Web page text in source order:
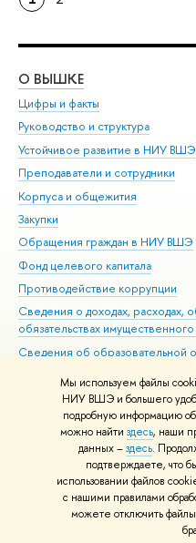
Мы используем файлы
НИУ ВШЭ и большего
подробную информацию
можно найти здесь, наши
данных –здесь.
подтверждаете, что
использовании файлов
с нашими правилами
можете отключить
О ВЫШКЕ
Цифры и факты
Руководство и структура
Устойчивое развитие в НИУ ВШЭ
Преподаватели и сотрудники
Корпуса и общежития
Закупки
Обращения граждан в НИУ ВШЭ
Фонд целевого капитала
Противодействие коррупции
Сведения о доходах, расходах,
обязательствах
Сведения об образовательной
Людям с ограниченными
Единая платежная страница
Работа в Вышке
© НИУ ВШЭ 1993–2026 Адреса
материалов Политика
Шрифты HSE Sans и HSE Slab